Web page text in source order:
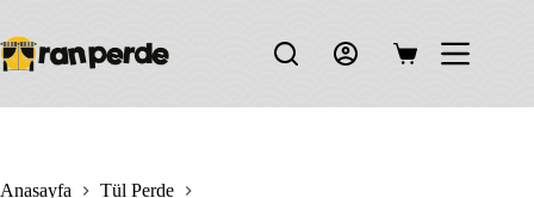
content
Shopping
Anasayfa
Tül Perde